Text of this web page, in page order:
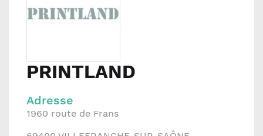
PRINTLAND
Adresse
1960 route de Frans